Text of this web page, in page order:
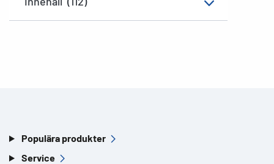
Populära produkter
Service